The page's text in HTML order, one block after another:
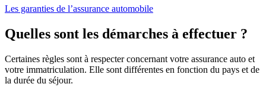
Les garanties de l’assurance automobile
Quelles sont les démarches à effectuer ?
Certaines règles sont à respecter concernant votre assurance auto et
votre immatriculation. Elle sont différentes en fonction du pays et de
la durée du séjour.